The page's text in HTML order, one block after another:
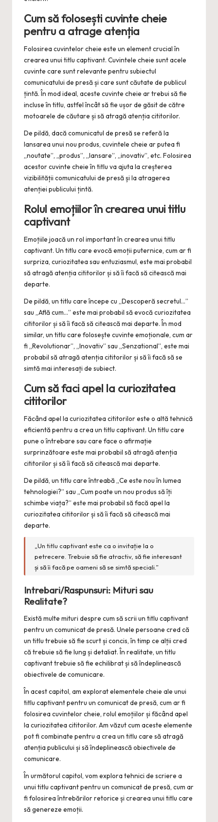
Cum să folosești cuvinte cheie
pentru a atrage atenția
Folosirea cuvintelor cheie este un element crucial în
crearea unui titlu captivant. Cuvintele cheie sunt acele
cuvinte care sunt relevante pentru subiectul
comunicatului de presă și care sunt căutate de publicul
țintă. În mod ideal, aceste cuvinte cheie ar trebui să fie
incluse în titlu, astfel încât să fie ușor de găsit de către
motoarele de căutare și să atragă atenția cititorilor.
De pildă, dacă comunicatul de presă se referă la
lansarea unui nou produs, cuvintele cheie ar putea fi
„noutate”, „produs”, „lansare”, „inovativ”, etc. Folosirea
acestor cuvinte cheie în titlu va ajuta la creșterea
vizibilității comunicatului de presă și la atragerea
atenției publicului țintă.
Rolul emoțiilor în crearea unui titlu
captivant
Emoțiile joacă un rol important în crearea unui titlu
captivant. Un titlu care evocă emoții puternice, cum ar fi
surpriza, curiozitatea sau entuziasmul, este mai probabil
să atragă atenția cititorilor și să îi facă să citească mai
departe.
De pildă, un titlu care începe cu „Descoperă secretul…”
sau „Află cum…” este mai probabil să evocă curiozitatea
cititorilor și să îi facă să citească mai departe. În mod
similar, un titlu care folosește cuvinte emoționale, cum ar
fi „Revolutionar”, „Inovativ” sau „Senzational”, este mai
probabil să atragă atenția cititorilor și să îi facă să se
simtă mai interesați de subiect.
Cum să faci apel la curiozitatea
cititorilor
Făcând apel la curiozitatea cititorilor este o altă tehnică
eficientă pentru a crea un titlu captivant. Un titlu care
pune o întrebare sau care face o afirmație
surprinzătoare este mai probabil să atragă atenția
cititorilor și să îi facă să citească mai departe.
De pildă, un titlu care întreabă „Ce este nou în lumea
tehnologiei?” sau „Cum poate un nou produs să îți
schimbe viața?” este mai probabil să facă apel la
curiozitatea cititorilor și să îi facă să citească mai
departe.
„Un titlu captivant este ca o invitație la o
petrecere. Trebuie să fie atractiv, să fie interesant
și să îi facă pe oameni să se simtă speciali.”
Intrebari/Raspunsuri: Mituri sau
Realitate?
Există multe mituri despre cum să scrii un titlu captivant
pentru un comunicat de presă. Unele persoane cred că
un titlu trebuie să fie scurt și concis, în timp ce alții cred
că trebuie să fie lung și detaliat. În realitate, un titlu
captivant trebuie să fie echilibrat și să îndeplinească
obiectivele de comunicare.
În acest capitol, am explorat elementele cheie ale unui
titlu captivant pentru un comunicat de presă, cum ar fi
folosirea cuvintelor cheie, rolul emoțiilor și făcând apel
la curiozitatea cititorilor. Am văzut cum aceste elemente
pot fi combinate pentru a crea un titlu care să atragă
atenția publicului și să îndeplinească obiectivele de
comunicare.
În următorul capitol, vom explora tehnici de scriere a
unui titlu captivant pentru un comunicat de presă, cum ar
fi folosirea întrebărilor retorice și crearea unui titlu care
să genereze emoții.